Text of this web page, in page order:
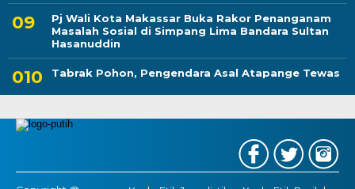
Pj Wali Kota Makassar Buka Rakor Penanganam
Masalah Sosial di Simpang Lima Bandara Sultan
Hasanuddin
Tabrak Pohon, Pengendara Asal Atapange Tewas